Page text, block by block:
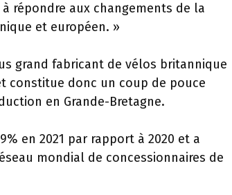
répondre aux changements de la
et européen. »
grand fabricant de vélos britannique
constitue donc un coup de pouce
en Grande-Bretagne.
en 2021 par rapport à 2020 et a
mondial de concessionnaires de